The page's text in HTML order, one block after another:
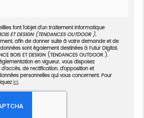
font l’objet d’un traitement informatique
ET DESIGN (TENDANCES OUTDOOR ),
afin de donner suite à votre demande et de
sont également destinées à Futur Digital,
BOIS ET DESIGN (TENDANCES OUTDOOR ).
en vigueur, vous disposez
de rectification, d'opposition et
personnelles qui vous concernent. Pour
ici.